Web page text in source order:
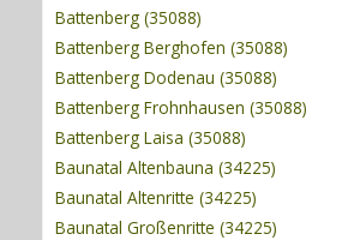
Battenberg (35088)
Battenberg Berghofen (35088)
Battenberg Dodenau (35088)
Battenberg Frohnhausen (35088)
Battenberg Laisa (35088)
Baunatal Altenbauna (34225)
Baunatal Altenritte (34225)
Baunatal Großenritte (34225)